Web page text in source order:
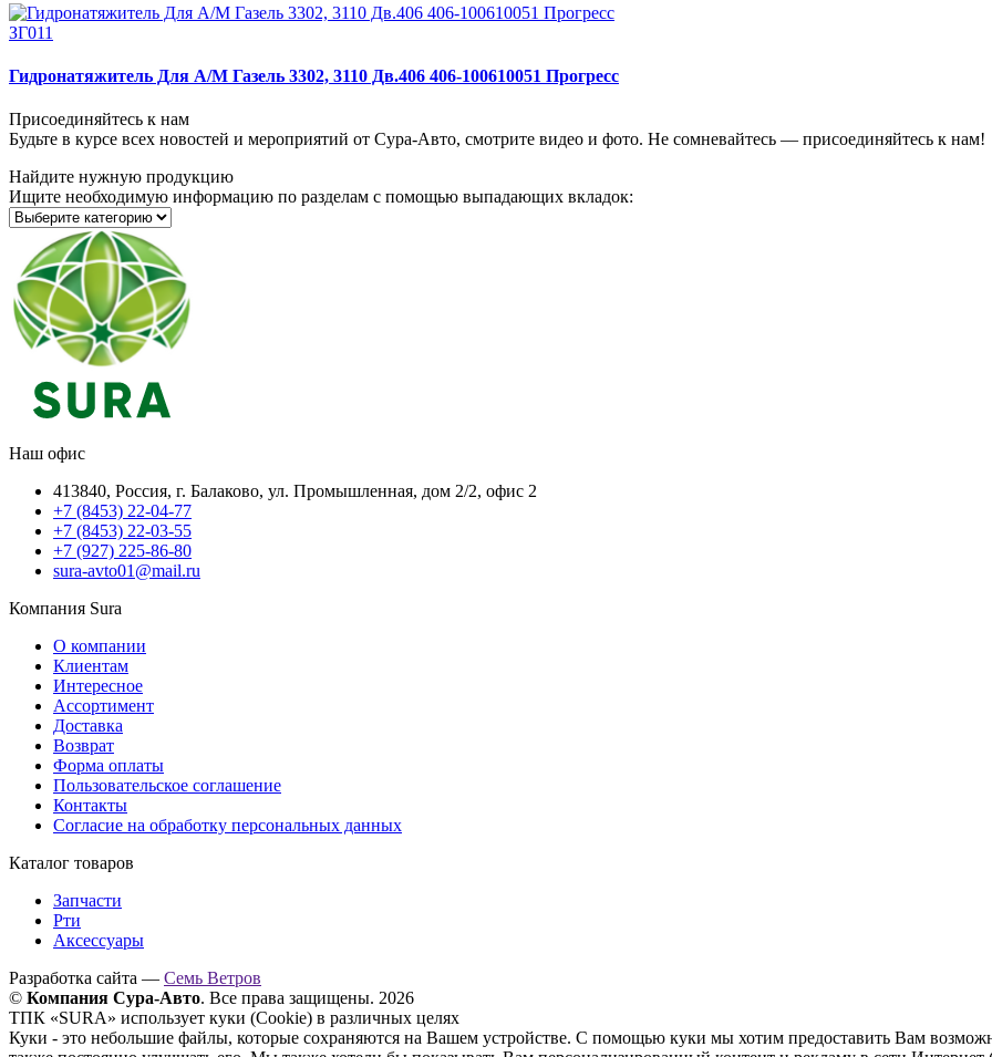
ЗГ011
Гидронатяжитель Для А/М Газель 3302, 3110 Дв.406 406-100610051 Прогресс
Присоединяйтесь к нам
Будьте в курсе всех новостей и мероприятий от Сура-Авто, смотрите видео и фото. Не сомневайтесь — присоединяйтесь к нам!
Найдите нужную продукцию
Ищите необходимую информацию по разделам с помощью выпадающих вкладок:
Наш офис
413840, Россия, г. Балаково, ул. Промышленная, дом 2/2, офис 2
+7 (8453) 22-04-77
+7 (8453) 22-03-55
+7 (927) 225-86-80
sura-avto01@mail.ru
Компания Sura
О компании
Клиентам
Интересное
Ассортимент
Доставка
Возврат
Форма оплаты
Пользовательское соглашение
Контакты
Согласие на обработку персональных данных
Каталог товаров
Запчасти
Рти
Аксессуары
Разработка сайта — Семь Ветров
© Компания Сура-Авто. Все права защищены. 2026
ТПК «SURA» использует куки (Cookie) в различных целях
Куки - это небольшие файлы, которые сохраняются на Вашем устройстве. С помощью куки мы хотим предоставить Вам